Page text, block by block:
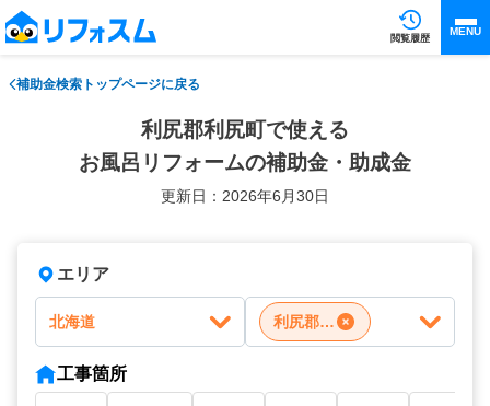
閲覧履歴
MENU
補助金検索トップページに戻る
利尻郡利尻町で使える
お風呂リフォームの補助金・助成金
更新日：2026年6月30日
エリア
北海道 利尻郡利尻町
工事箇所